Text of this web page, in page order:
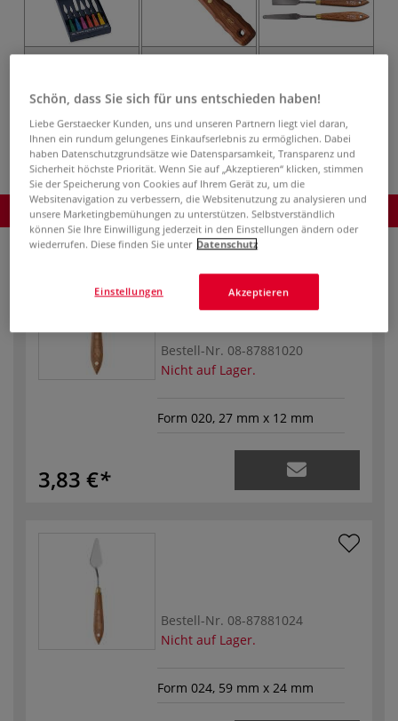
Plus Line, 6er-Set New Generation Malmesser
Produkt bestellen
Bestell-Nr. 08-87881020
Nicht auf Lager.
Form 020, 27 mm x 12 mm
3,83 €
Bestell-Nr. 08-87881024
Nicht auf Lager.
Form 024, 59 mm x 24 mm
Schön, dass Sie sich für uns entschieden haben!
Liebe Gerstaecker Kunden, uns und unseren Partnern liegt viel daran,
Ihnen ein rundum gelungenes Einkaufserlebnis zu ermöglichen. Dabei
haben Datenschutzgrundsätze wie Datensparsamkeit, Transparenz und
Sicherheit höchste Priorität. Wenn Sie auf „Akzeptieren“ klicken, stimmen
Sie der Speicherung von Cookies auf Ihrem Gerät zu, um die
Websitenavigation zu verbessern, die Websitenutzung zu analysieren und
unsere Marketingbemühungen zu unterstützen. Selbstverständlich
können Sie Ihre Einwilligung jederzeit in den Einstellungen ändern oder
wiederrufen. Diese finden Sie unter Datenschutz
Akzeptieren
Einstellungen